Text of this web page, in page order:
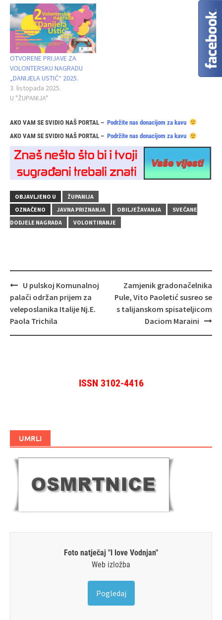
OTVORENE PRIJAVE ZA
VOLONTERSKU NAGRADU
„DANIJELA USTIĆ“ 2025.
3. listopada 2025.
U "ŽUPANIJA"
AKO VAM SE SVIDIO NAŠ PORTAL – Podržite nas donacijom za kavu
AKO VAM SE SVIDIO NAŠ PORTAL – Podržite nas donacijom za kavu
OBJAVLJENO U
ŽUPANIJA
OZNAČENO
JAVNA PRIZNANJA OBILJEŽAVANJA
SVEČANE
DODJELE NAGRADA
VOLONTIRANJE
Navigacija
objava
U pulskoj Komunalnoj
palači održan prijem za
veleposlanika Italije Nj.E.
Paola Trichila
Zamjenik gradonačelnika
Pule, Vito Paoletić susreo se
s talijanskom spisateljicom
Daciom Maraini
ISSN 3102-4416
UMRLI
Foto natječaj "I love Vodnjan"
Web izložba
Pogledaj